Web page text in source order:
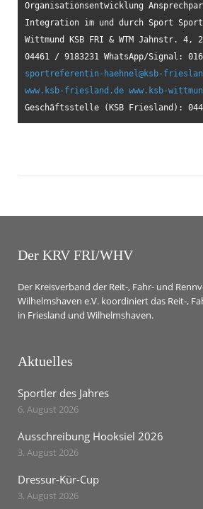
Organisationsentwicklung
Integration im und durch Sport
Wittmund KSB FRI & WTM Jahnstr. 4,
sportreferentin-haehnel@ksb-
www.ksb-friesland.de www.ksb-
Geschäftsstelle (KSB Friesland):
Der KRV FRI/WHV
Der Kreisverband der Reit-, Fahr- und
Wilhelmshaven e.V. koordiniert das Reit-,
in Friesland und Wilhelmshaven.
Aktuelles
Sportler des Jahres
6. August 2026
Ausschreibung Hooksiel 2026
3. August 2026
Dressur-Kür-Cup
3. August 2026